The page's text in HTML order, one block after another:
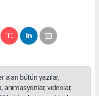
alan bütün yazılar,
animasyonlar, videolar,